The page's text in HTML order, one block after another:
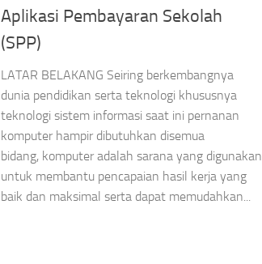
Aplikasi Pembayaran Sekolah
(SPP)
LATAR BELAKANG Seiring berkembangnya
dunia pendidikan serta teknologi khususnya
teknologi sistem informasi saat ini pernanan
komputer hampir dibutuhkan disemua
bidang, komputer adalah sarana yang digunakan
untuk membantu pencapaian hasil kerja yang
baik dan maksimal serta dapat memudahkan...